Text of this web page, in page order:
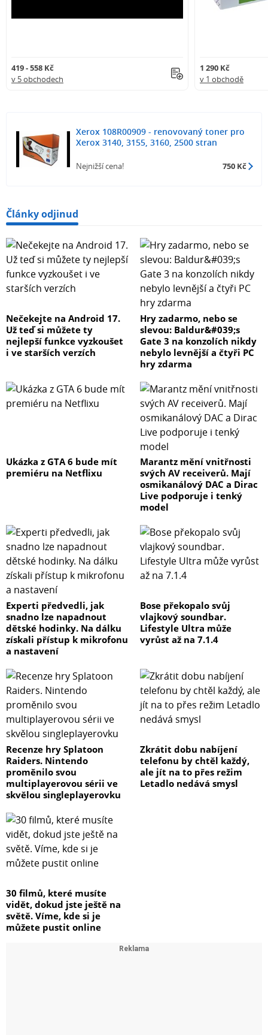
419 - 558 Kč
v 5 obchodech
1 290 Kč
v 1 obchodě
Xerox 108R00909 - renovovaný toner pro
Xerox 3140, 3155, 3160, 2500 stran
Nejnižší cena! 750 Kč
Články odjinud
Nečekejte na Android 17.
Už teď si můžete ty
nejlepší funkce vyzkoušet
i ve starších verzích
Hry zadarmo, nebo se
slevou: Baldur&#039;s
Gate 3 na konzolích nikdy
nebylo levnější a čtyři PC
hry zdarma
Ukázka z GTA 6 bude mít
premiéru na Netflixu
Marantz mění vnitřnosti
svých AV receiverů. Mají
osmikanálový DAC a Dirac
Live podporuje i tenký
model
Experti předvedli, jak
snadno lze napadnout
dětské hodinky. Na dálku
získali přístup k mikrofonu
a nastavení
Bose překopalo svůj
vlajkový soundbar.
Lifestyle Ultra může
vyrůst až na 7.1.4
Recenze hry Splatoon
Raiders. Nintendo
proměnilo svou
multiplayerovou sérii ve
skvělou singleplayerovku
Zkrátit dobu nabíjení
telefonu by chtěl každý,
ale jít na to přes režim
Letadlo nedává smysl
30 filmů, které musíte
vidět, dokud jste ještě na
světě. Víme, kde si je
můžete pustit online